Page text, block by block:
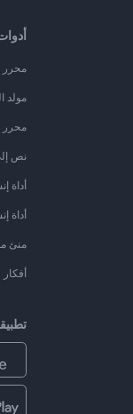
محرر
مولد
محرر
نص
أداة
أداة
منئ